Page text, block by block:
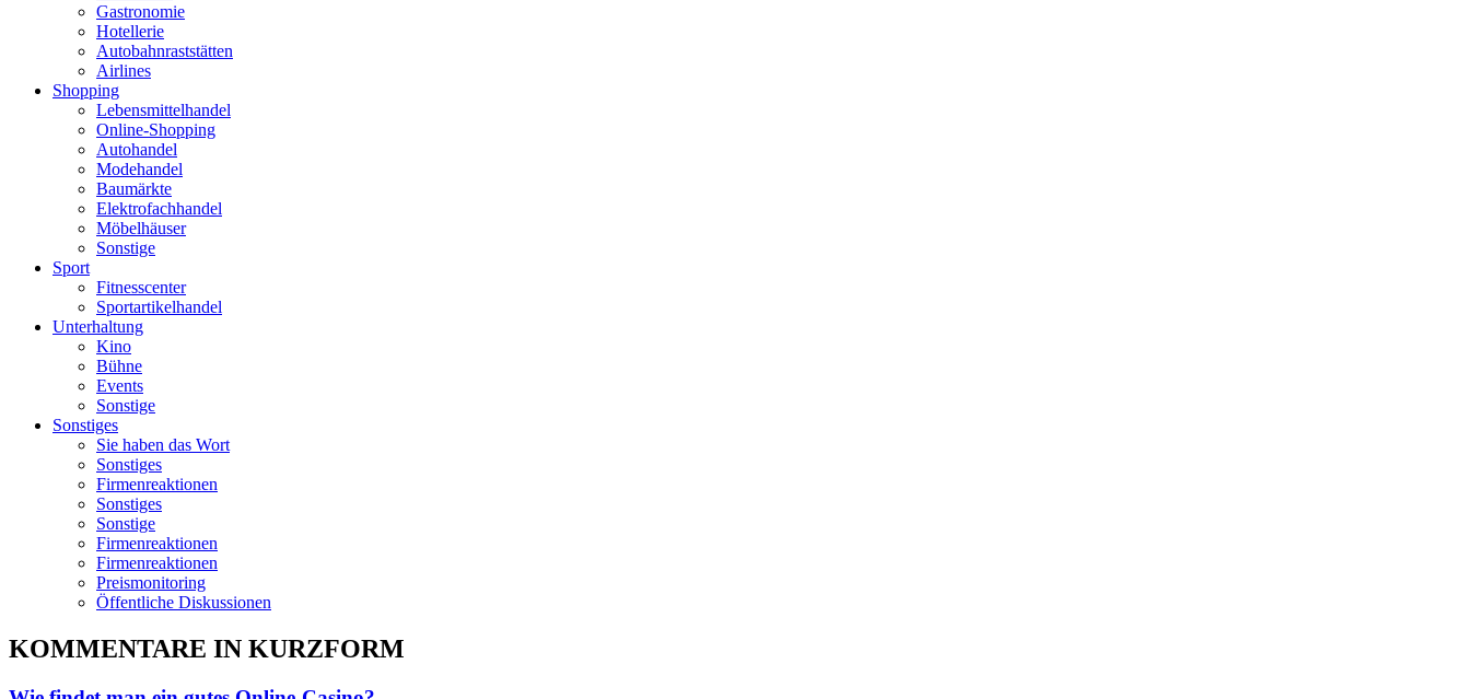
Gastronomie
Hotellerie
Autobahnraststätten
Airlines
Shopping
Lebensmittelhandel
Online-Shopping
Autohandel
Modehandel
Baumärkte
Elektrofachhandel
Möbelhäuser
Sonstige
Sport
Fitnesscenter
Sportartikelhandel
Unterhaltung
Kino
Bühne
Events
Sonstige
Sonstiges
Sie haben das Wort
Sonstiges
Firmenreaktionen
Sonstiges
Sonstige
Firmenreaktionen
Firmenreaktionen
Preismonitoring
Öffentliche Diskussionen
KOMMENTARE IN KURZFORM